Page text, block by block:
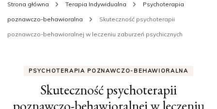
Strona główna Terapia Indywidualna Psychoterapia
poznawczo-behawioralna Skuteczność psychoterapii
poznawczo-behawioralnej w leczeniu zaburzeń psychicznych
PSYCHOTERAPIA POZNAWCZO-BEHAWIORALNA
Skuteczność psychoterapii